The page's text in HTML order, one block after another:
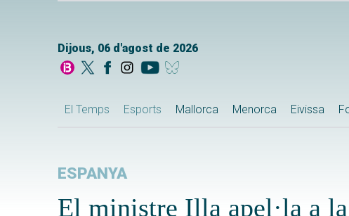
Dijous, 06 d'agost de 2026
El Temps Esports Mallorca Menorca Eivissa
ESPANYA
El ministre Illa apel·la a